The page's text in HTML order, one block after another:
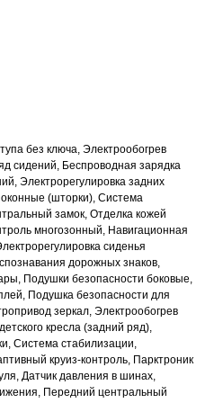
без ключа, Электрообогрев
сидений, Беспроводная зарядка
Электрорегулировка задних
(шторки), Система
замок, Отделка кожей
многозонный, Навигационная
сиденья
дорожных знаков,
Подушки безопасности боковые,
Подушка безопасности для
зеркал, Электрообогрев
кресла (задний ряд),
Система стабилизации,
круиз-контроль, Парктроник
Датчик давления в шинах,
Передний центральный